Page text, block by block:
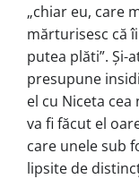
„chiar eu, care
mărturisesc că
putea plăti”. Și-
presupune
el cu Niceta
va fi făcut el
care unele sub
lipsite de